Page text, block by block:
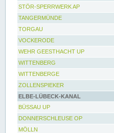
STÖR-SPERRWERK AP
TANGERMÜNDE
TORGAU
VOCKERODE
WEHR GEESTHACHT UP
WITTENBERG
WITTENBERGE
ZOLLENSPIEKER
ELBE-LÜBECK-KANAL
BÜSSAU UP
DONNERSCHLEUSE OP
MÖLLN